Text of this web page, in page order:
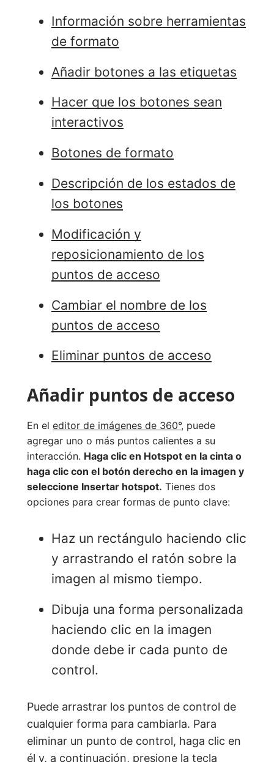
Información sobre herramientas
de formato
Añadir botones a las etiquetas
Hacer que los botones sean
interactivos
Botones de formato
Descripción de los estados de
los botones
Modificación y
reposicionamiento de los
puntos de acceso
Cambiar el nombre de los
puntos de acceso
Eliminar puntos de acceso
Añadir puntos de acceso
En el editor de imágenes de 360°, puede
agregar uno o más puntos calientes a su
interacción. Haga clic en Hotspot en la cinta o
haga clic con el botón derecho en la imagen y
seleccione Insertar hotspot. Tienes dos
opciones para crear formas de punto clave:
Haz un rectángulo haciendo clic
y arrastrando el ratón sobre la
imagen al mismo tiempo.
Dibuja una forma personalizada
haciendo clic en la imagen
donde debe ir cada punto de
control.
Puede arrastrar los puntos de control de
cualquier forma para cambiarla. Para
eliminar un punto de control, haga clic en
él y, a continuación, presione la tecla